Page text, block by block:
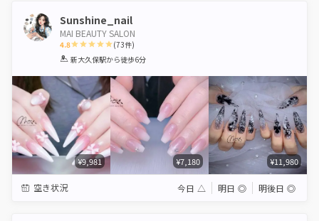
Sunshine_nail
MAI BEAUTY SALON
4.8
1 2 3 4 5
(73件)
新大久保駅から徒歩6分
¥9,981 ¥7,180 ¥11,980
空き状況 今日 △ 明日 ◎ 明後日 ◎